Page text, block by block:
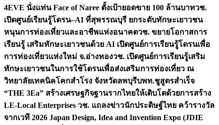
4EVE นั่งแท่น Face of Naree ตั้งเป้ายอดขาย 100 ล้านบาทวช.
เปิดศูนย์เรียนรู้โดรน–AI ที่สุพรรณบุรี ยกระดับทักษะเยาวชน
หนุนการท่องเที่ยวและอาชีพแห่งอนาคตวช. ขยายโอกาสการ
เรียนรู้ เสริมทักษะเยาวชนด้วย AI เปิดศูนย์การเรียนรู้โดรนเพื่อ
การท่องเที่ยวแห่งใหม่ จ.อ่างทองวช. เปิดศูนย์การเรียนรู้เสริม
ทักษะเยาวชนในการใช้โดรนเพื่อส่งเสริมการท่องเที่ยว ณ
วิทยาลัยเทคนิคโคกสำโรง จังหวัดลพบุรีบพท.ชูสูตรสำเร็จ
“THE 3Ea” สร้างเศรษฐกิจฐานรากไทยให้เติบโตด้วยการสร้าง
LE-Local Enterprises วช. แถลงข่าวนักประดิษฐ์ไทย คว้ารางวัล
จากเวที 2026 Japan Design, Idea and Invention Expo (JDIE